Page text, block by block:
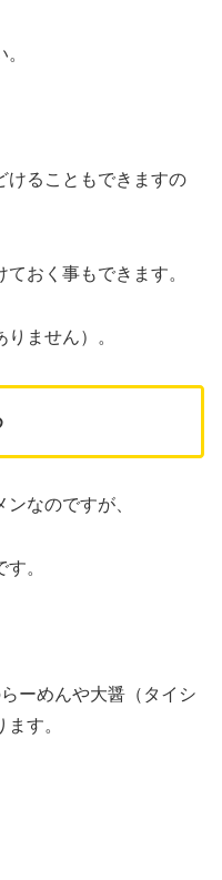
けることもできますの
おく事もできます。
ません）。
なのですが、
。
ーめんや大醤（タイシ
す。